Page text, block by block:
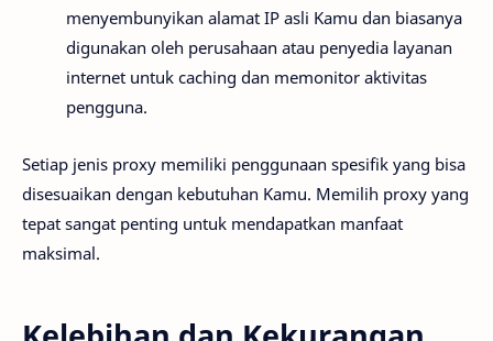
menyembunyikan alamat IP asli Kamu dan biasanya
digunakan oleh perusahaan atau penyedia layanan
internet untuk caching dan memonitor aktivitas
pengguna.
Setiap jenis proxy memiliki penggunaan spesifik yang bisa
disesuaikan dengan kebutuhan Kamu. Memilih proxy yang
tepat sangat penting untuk mendapatkan manfaat
maksimal.